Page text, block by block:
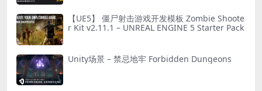
【UE5】 僵尸射击游戏开发模板 Zombie Shoote
r Kit v2.11.1 – UNREAL ENGINE 5 Starter Pack
Unity场景 – 禁忌地牢 Forbidden Dungeons